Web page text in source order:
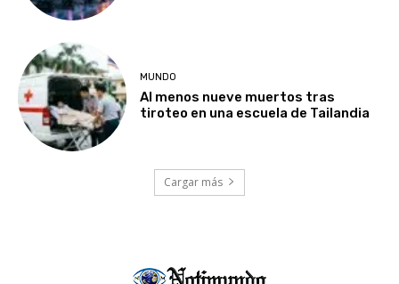
MUNDO
Al menos nueve muertos tras
tiroteo en una escuela de Tailandia
Cargar más